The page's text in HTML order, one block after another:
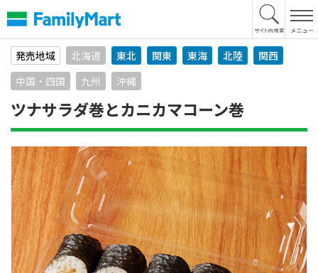
文
へ
発売地域
北海道 東北 関東 東海 北陸
関西
中国・四国
九州 沖縄
ツナサラダ巻とカニカマコーン巻